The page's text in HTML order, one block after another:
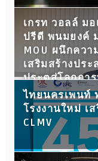
เกรท วอลล์ ม
ปรีดี พนมยงค์
MOU ผนึกควา
เสริมสร้างปร
ประตูสู่โลกกา
ไทยนครเพนท์
โรงงานใหม่ เ
CLMV